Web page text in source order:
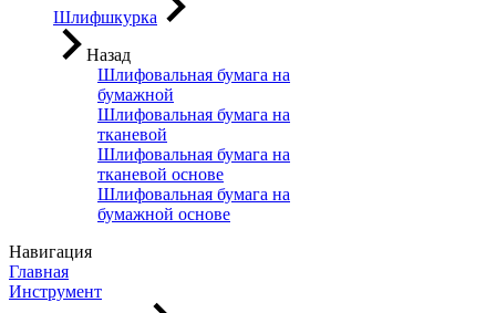
Шлифшкурка
Назад
Шлифовальная бумага на
бумажной
Шлифовальная бумага на
тканевой
Шлифовальная бумага на
тканевой основе
Шлифовальная бумага на
бумажной основе
Навигация
Главная
Инструмент